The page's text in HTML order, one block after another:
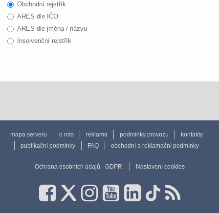
Obchodní rejstřík
ARES dle IČO
ARES dle jména / názvu
Insolvenční rejstřík
mapa serveru o nás reklama podmínky provozu
kontakty
publikační podmínky
FAQ obchodní a reklamační podmínky
Ochrana osobních údajů - GDPR Nastavení cookies